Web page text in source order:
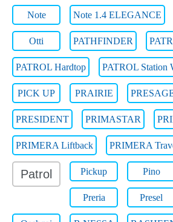
Note Note 1.4 ELEGANCE
Otti PATHFINDER
PATROL Hardtop PATROL Station
PICK UP PRAIRIE
PRESIDENT PRIMASTAR
PRIMERA Liftback PRIMERA
Patrol Pickup Pino
Preria Presel